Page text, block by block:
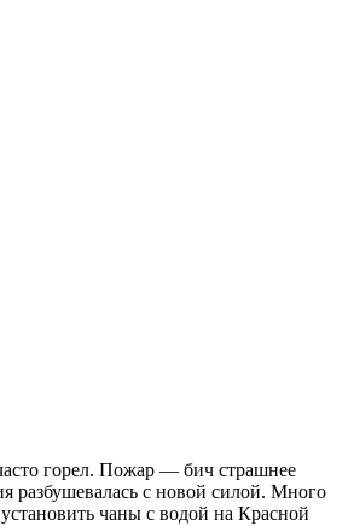
горел. Пожар — бич страшнее
раз­бушевалась с новой силой. Много
чаны с водой на Красной